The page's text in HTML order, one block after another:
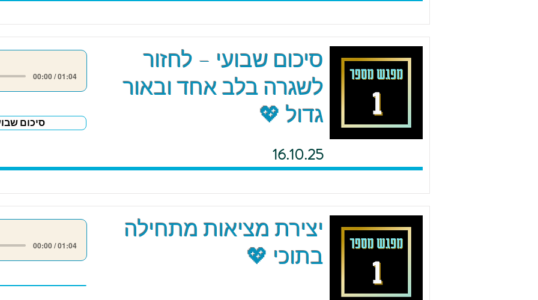
00:00 / 01:04
סיכום
סיכום שבועי – לחזור
לשגרה בלב אחד ובאור
גדול 💖
16.10.25
00:00 / 01:04
יצירת מציאות מתחילה
בתוכי 💖